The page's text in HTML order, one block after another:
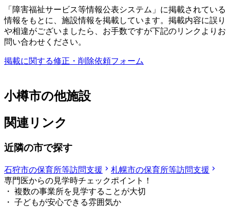
「障害福祉サービス等情報公表システム」に掲載されている
情報をもとに、施設情報を掲載しています。掲載内容に誤り
や相違がございましたら、お手数ですが下記のリンクよりお
問い合わせください。
掲載に関する修正・削除依頼フォーム
小樽市の他施設
関連リンク
近隣の市で探す
石狩市の保育所等訪問支援
札幌市の保育所等訪問支援
専門医からの見学時チェックポイント！
・ 複数の事業所を見学することが大切
・ 子どもが安心できる雰囲気か